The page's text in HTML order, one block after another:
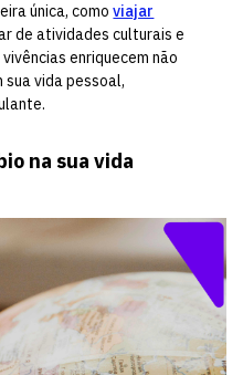
única, comoviajar
de atividades culturais e
enriquecem não
sua vida pessoal,
na sua vida